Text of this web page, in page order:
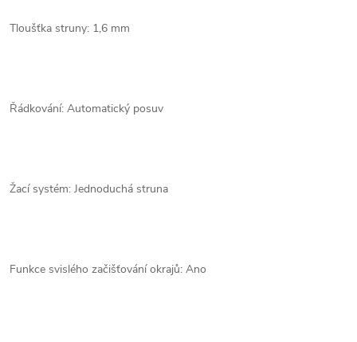
Tloušťka struny: 1,6 mm
Řádkování: Automatický posuv
Žací systém: Jednoduchá struna
Funkce svislého začišťování okrajů: Ano